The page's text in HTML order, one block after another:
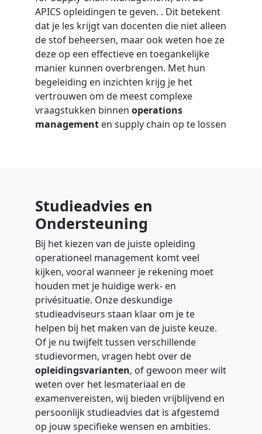
APICS opleidingen te geven. . Dit betekent
dat je les krijgt van docenten die niet alleen
de stof beheersen, maar ook weten hoe ze
deze op een effectieve en toegankelijke
manier kunnen overbrengen. Met hun
begeleiding en inzichten krijg je het
vertrouwen om de meest complexe
vraagstukken binnen operations
management en supply chain op te lossen
Studieadvies en
Ondersteuning
Bij het kiezen van de juiste opleiding
operationeel management komt veel
kijken, vooral wanneer je rekening moet
houden met je huidige werk- en
privésituatie. Onze deskundige
studieadviseurs staan klaar om je te
helpen bij het maken van de juiste keuze.
Of je nu twijfelt tussen verschillende
studievormen, vragen hebt over de
opleidingsvarianten, of gewoon meer wilt
weten over het lesmateriaal en de
examenvereisten, wij bieden vrijblijvend en
persoonlijk studieadvies dat is afgestemd
op jouw specifieke wensen en ambities.